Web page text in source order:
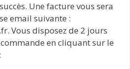
Une facture vous sera
email suivante :
Vous disposez de 2 jours
en cliquant sur le